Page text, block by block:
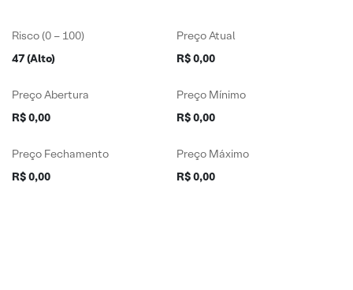
Risco (0 – 100)
47 (Alto)
Preço Atual
R$ 0,00
Preço Abertura
R$ 0,00
Preço Mínimo
R$ 0,00
Preço Fechamento
R$ 0,00
Preço Máximo
R$ 0,00